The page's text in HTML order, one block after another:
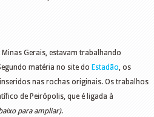
Gerais, estavam trabalhando
matéria no site do Estadão, os
nas rochas originais. Os trabalhos
de Peirópolis, que é ligada à
para ampliar).